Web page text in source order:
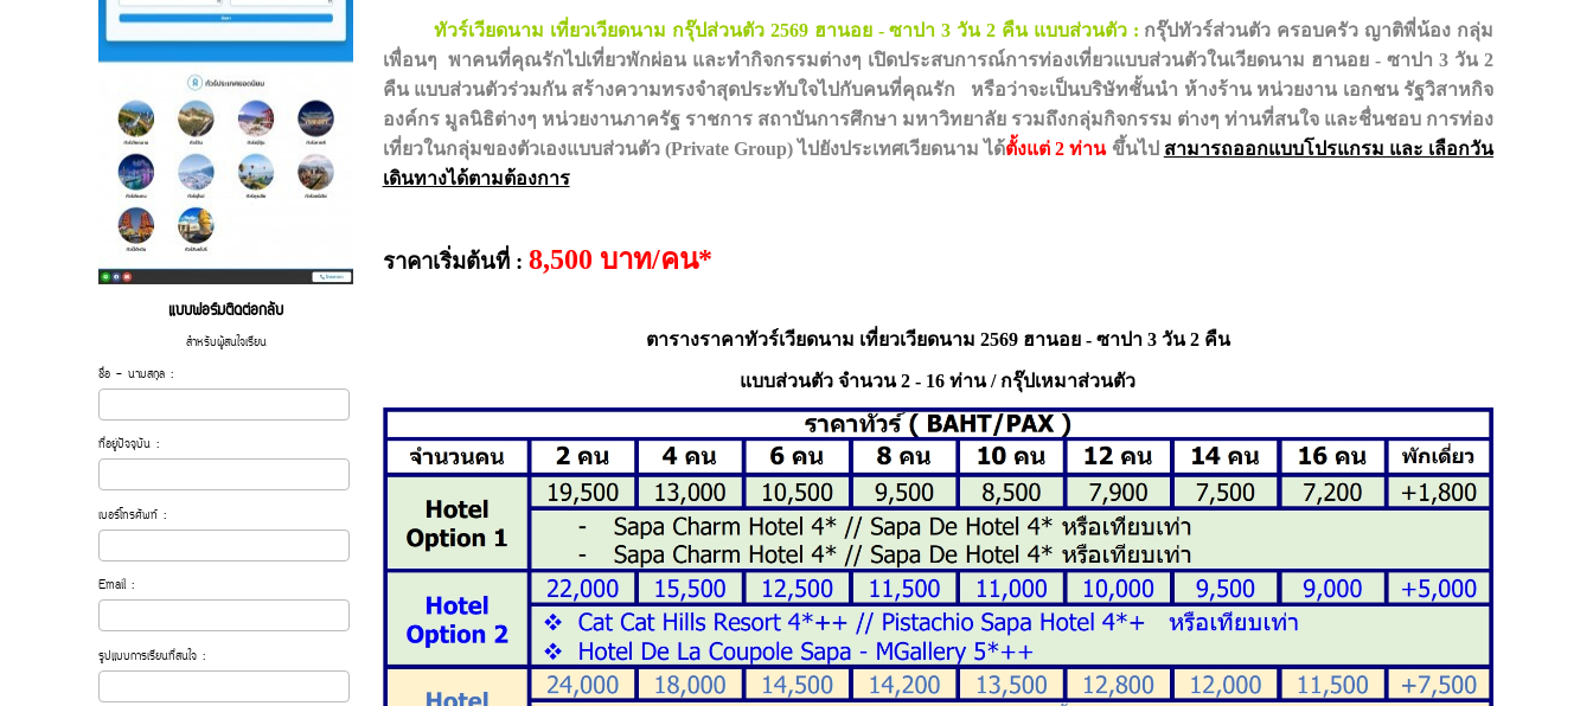
แบบฟอร์มติดต่อกลับ
สำหรับผู้สนใจเรียน
ชื่อ - นามสกุล :
ที่อยู่ปัจจุบัน :
เบอร์โทรศัพท์ :
Email :
รูปแบบการเรียนที่สนใจ :
ทัวร์เวียดนาม เที่ยวเวียดนาม กรุ๊ปส่วนตัว 2569 ฮานอย - ซาปา 3 วัน 2 คืน แบบส่วนตัว : กรุ๊ปทัวร์ส่วนตัว ครอบครัว ญาติพี่น้อง กลุ่ม
เพื่อนๆ พาคนที่คุณรักไปเที่ยวพักผ่อน และทำกิจกรรมต่างๆ เปิดประสบการณ์การท่องเที่ยวแบบส่วนตัวในเวียดนาม ฮานอย - ซาปา 3 วัน 2
คืน แบบส่วนตัวร่วมกัน สร้างความทรงจำสุดประทับใจไปกับคนที่คุณรัก หรือว่าจะเป็นบริษัทชั้นนำ ห้างร้าน หน่วยงาน เอกชน รัฐวิสาหกิจ
องค์กร มูลนิธิต่างๆ หน่วยงานภาครัฐ ราชการ สถาบันการศึกษา มหาวิทยาลัย รวมถึงกลุ่มกิจกรรม ต่างๆ ท่านที่สนใจ และชื่นชอบ การท่อง
เที่ยวในกลุ่มของตัวเองแบบส่วนตัว (Private Group) ไปยังประเทศเวียดนาม ได้ตั้งแต่ 2 ท่านขึ้นไป สามารถออกแบบโปรแกรม และ เลือกวัน
เดินทางได้ตามต้องการ
ราคาเริ่มต้นที่ : 8,500 บาท/คน*
ตารางราคาทัวร์เวียดนาม เที่ยวเวียดนาม 2569 ฮานอย - ซาปา 3 วัน 2 คืน
แบบส่วนตัว จำนวน 2 - 16 ท่าน / กรุ๊ปเหมาส่วนตัว